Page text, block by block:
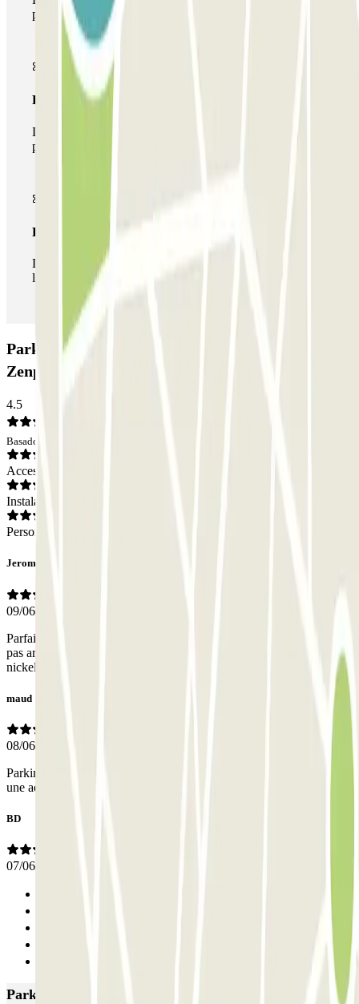
parking
Pase multiparking
Durante tu estancia podrás hacer uso de toda la red de
parkings de este operador disponibles en Parclick.
Pase ilimitado
Durante tu estancia podrás entrar y salir del parking todas
las veces que quieras.
Parking Canvas La Défense - La Défense
Zenpark: Opiniones
4.5
Basado en 9 opiniones
Acceso
Instalaciones
Personal
Jerome
09/06/2026
Parfait très bien penser. Et en plus avec le telephone. Juste que j ai
pas arrivé à ouvrir la porte piéton avec mon tel. Mais pas de souci
nickel
maud
08/06/2026
Parking propres place larges pas peur de retrouver ça voiture abîmé
une adresse que l’on va garder et réutiliser quand on aura besoin
BD
07/06/2026
Parkings más valorados en Puteaux